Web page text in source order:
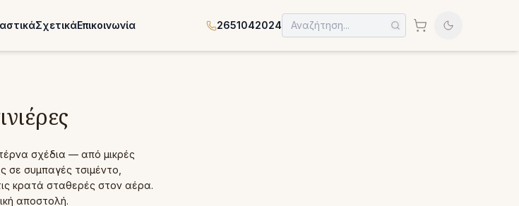
ΣχετικάΕπικοινωνία 2651042024
σχέδια — από μικρές
σε συμπαγές τσιμέντο,
κρατά σταθερές στον αέρα.
αποστολή.